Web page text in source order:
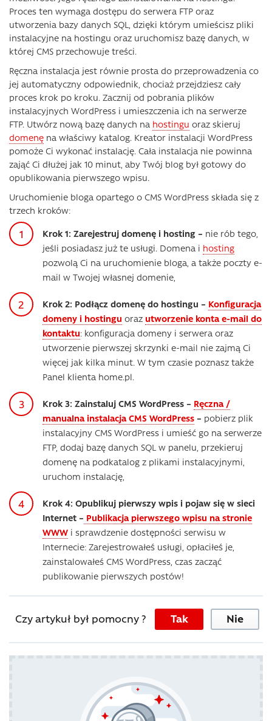
Proces ten wymaga dostępu do serwera FTP oraz
utworzenia bazy danych SQL, dzięki którym umieścisz pliki
instalacyjne na hostingu oraz uruchomisz bazę danych, w
której CMS przechowuje treści.
Ręczna instalacja jest równie prosta do przeprowadzenia co
jej automatyczny odpowiednik, chociaż przejdziesz cały
proces krok po kroku. Zacznij od pobrania plików
instalacyjnych WordPress i umieszczenia ich na serwerze
FTP. Utwórz nową bazę danych na hostingu oraz skieruj
domenę na właściwy katalog. Kreator instalacji WordPress
pomoże Ci wykonać instalację. Cała instalacja nie powinna
zająć Ci dłużej jak 10 minut, aby Twój blog był gotowy do
opublikowania pierwszego wpisu.
Uruchomienie bloga opartego o CMS WordPress składa się z
trzech kroków:
Krok 1: Zarejestruj domenę i hosting – nie rób tego,
jeśli posiadasz już te usługi. Domena i hosting
pozwolą Ci na uruchomienie bloga, a także poczty e-
mail w Twojej własnej domenie,
Krok 2: Podłącz domenę do hostingu – Konfiguracja
domeny i hostingu oraz utworzenie konta e-mail do
kontaktu: konfiguracja domeny i serwera oraz
utworzenie pierwszej skrzynki e-mail nie zajmą Ci
więcej jak kilka minut. W tym czasie poznasz także
Panel klienta home.pl.
Krok 3: Zainstaluj CMS WordPress – Ręczna /
manualna instalacja CMS WordPress – pobierz plik
instalacyjny CMS WordPress i umieść go na serwerze
FTP, dodaj bazę danych SQL w panelu, przekieruj
domenę na podkatalog z plikami instalacyjnymi,
uruchom instalację,
Krok 4: Opublikuj pierwszy wpis i pojaw się w sieci
Internet – Publikacja pierwszego wpisu na stronie
WWW i sprawdzenie dostępności serwisu w
Internecie: Zarejestrowałeś usługi, opłaciłeś je,
zainstalowałeś CMS WordPress, czas zacząć
publikowanie pierwszych postów!
Czy artykuł był pomocny ? Tak Nie